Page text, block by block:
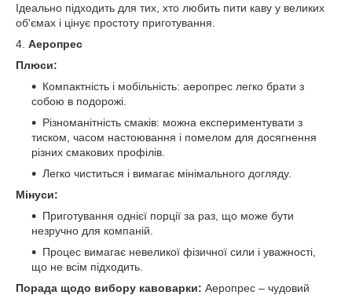
Ідеально підходить для тих, хто любить пити каву у великих
об'ємах і цінує простоту приготування.
4. Аеропрес
Плюси:
Компактність і мобільність: аеропрес легко брати з
собою в подорожі.
Різноманітність смаків: можна експериментувати з
тиском, часом настоювання і помелом для досягнення
різних смакових профілів.
Легко чиститься і вимагає мінімального догляду.
Мінуси:
Приготування однієї порції за раз, що може бути
незручно для компаній.
Процес вимагає невеликої фізичної сили і уважності,
що не всім підходить.
Порада щодо вибору кавоварки: Аеропрес – чудовий